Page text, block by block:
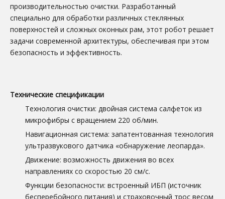
производительностью очистки. Разработанный
специально для обработки различных стеклянных
поверхностей и сложных оконных рам, этот робот решает
задачи современной архитектуры, обеспечивая при этом
безопасность и эффективность.
Технические спецификации
Технология очистки: двойная система салфеток из
микрофибры с вращением 220 об/мин.
Навигационная система: запатентованная технология
ультразвукового датчика «обнаружение леопарда».
Движение: возможность движения во всех
направлениях со скоростью 20 см/с.
Функции безопасности: встроенный ИБП (источник
бесперебойного питания) и страховочный трос весом